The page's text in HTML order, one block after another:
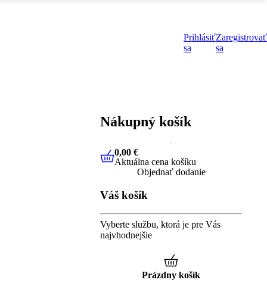
Prihlásiť
sa
Zaregistrovať
sa
Nákupný košík
0,00 €Aktuálna cena košíku
0,00 €
Aktuálna cena košíku
Objednať dodanie
Váš košík
Vyberte službu, ktorá je pre Vás
najvhodnejšie
Prázdny košík